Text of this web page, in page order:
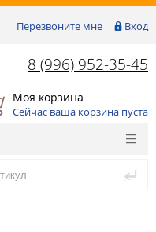
Перезвоните мне Вход
8 (996) 952-35-45
Моя корзина
Сейчас ваша корзина пуста